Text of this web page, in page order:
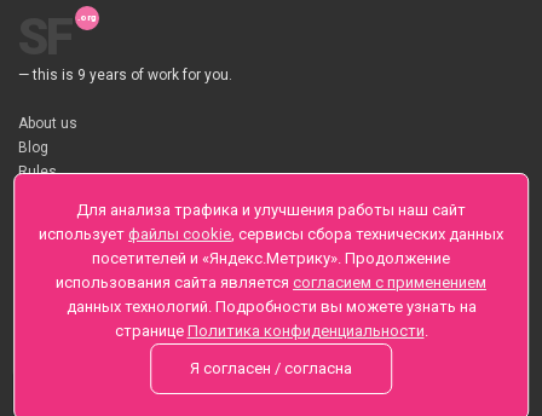
— this is 9 years of work for you.
About us
Blog
Rules
About flower Delivery
Payment
Telegramm
Sankt-Peterburg, Zaozernaya 6
+7 (812) 425-01-16
Questions? Call 24 hours
Для анализа трафика и улучшения работы наш сайт
использует файлы cookie, сервисы сбора технических данных
посетителей и «Яндекс.Метрику». Продолжение
использования сайта является согласием с применением
данных технологий. Подробности вы можете узнать на
странице Политика конфиденциальности.
Я согласен / согласна